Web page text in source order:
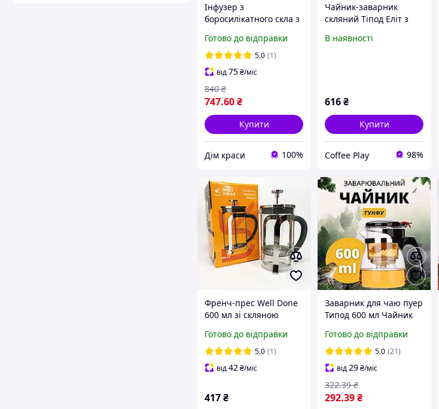
Інфузер з
боросилікатного скла з
вбудованим ситечком
для заварювання чаю
Скляна колба 390 мл
Готово до відправки
5.0 (1)
від75₴/міс
747.60₴
840 ₴
Купити
Дім краси 100%
Чайник-заварник
скляний Тіпод Еліт з
заварювання 700 мл
В наявності
616₴
Купити
Coffee Play 98%
Френч-прес Well Done
600 мл зі скляною
touch
Готово до відправки
5.0 (1)
від42₴/міс
417₴
Заварник для чаю пуер
Типод 600 мл Чайник
типоди та Колби
Заварник з кнопкою
Гунфу чайник
Готово до відправки
5.0 (21)
від29₴/міс
292.39₴
322.39 ₴